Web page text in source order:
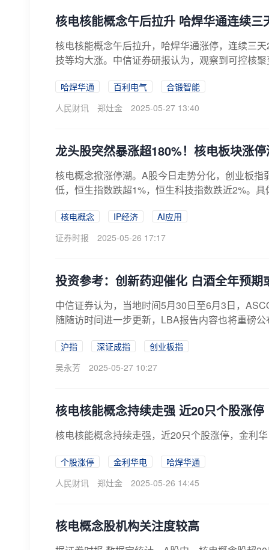
核电核能概念午后拉升 哈焊华通连续三
核电核能概念午后拉升，哈焊华通涨停，连续三
技等均大涨。中信证券研报认为，观察到可控核
哈焊华通 百利电气
合锻智能
人民财讯
郑灶金 2025-05-27 13:40
龙头股突然暴涨超180%！核电板块涨
核电概念掀涨停潮。A股今日走势分化，创业板
低，恒生指数跌超1%，恒生科技指数跌近2%。
核电概念 IP经济
AI应用
证券时报
2025-05-26 17:17
投资参考：创新药迎催化 白酒全年预期
中信证券认为，当地时间5月30日至6月3日，
随随访时间进一步更新，LBA报告内容也将重磅
沪指 深证成指
创业板指
吴永芳
2025-05-27 10:27
核电核能概念持续走强 近20只个股涨停
核电核能概念持续走强，近20只个股涨停，金利
个股涨停 金利华电
哈焊华通
人民财讯
郑灶金 2025-05-26 14:45
核电概念股机构关注度较高